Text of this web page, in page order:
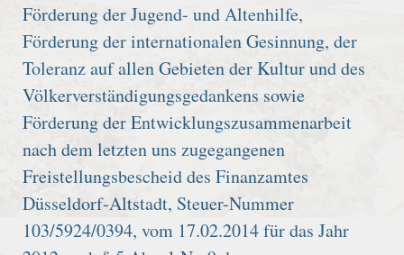
Förderung der Jugend- und Altenhilfe,
Förderung der internationalen Gesinnung, der
Toleranz auf allen Gebieten der Kultur und des
Völkerverständigungsgedankens sowie
Förderung der Entwicklungszusammenarbeit
nach dem letzten uns zugegangenen
Freistellungsbescheid des Finanzamtes
Düsseldorf-Altstadt, Steuer-Nummer
103/5924/0394, vom 17.02.2014 für das Jahr